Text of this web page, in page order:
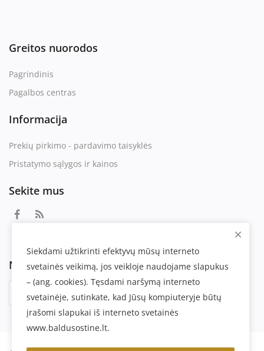
Greitos nuorodos
Pagrindinis
Pagalbos centras
Informacija
Prekių pirkimo - pardavimo taisyklės
Pristatymo sąlygos ir kainos
Sekite mus
Naujienlaiškis
Prenumeruoti
Siekdami užtikrinti efektyvų mūsų interneto
svetainės veikimą, jos veikloje naudojame slapukus
– (ang. cookies). Tęsdami naršymą interneto
svetainėje, sutinkate, kad Jūsų kompiuteryje būtų
įrašomi slapukai iš interneto svetainės
www.baldusostine.lt.